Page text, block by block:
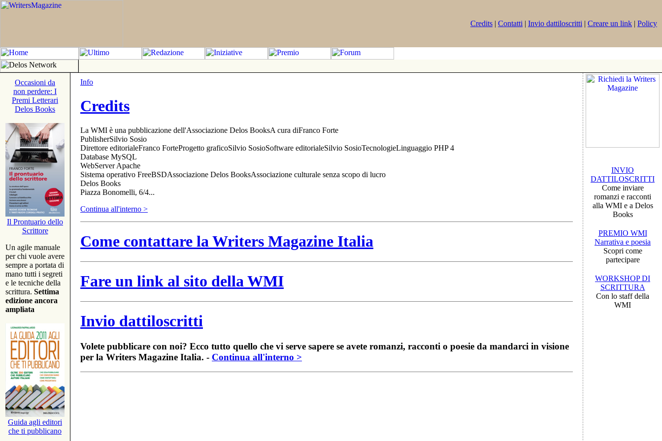
Credits | Contatti | Invio dattiloscritti | Creare un link | Policy
Occasioni da
non perdere: I
Premi Letterari
Delos Books
Il Prontuario dello
Scrittore
Un agile manuale
per chi vuole avere
sempre a portata di
mano tutti i segreti
e le tecniche della
scrittura. Settima
edizione ancora
ampliata
Guida agli editori
che ti pubblicano
Info
Credits
La WMI è una pubblicazione dell'Associazione Delos BooksA cura diFranco Forte
PublisherSilvio Sosio
Direttore editorialeFranco ForteProgetto graficoSilvio SosioSoftware editorialeSilvio SosioTecnologieLinguaggio PHP 4
Database MySQL
WebServer Apache
Sistema operativo FreeBSDAssociazione Delos BooksAssociazione culturale senza scopo di lucro
Delos Books
Piazza Bonomelli, 6/4...
Continua all'interno >
Come contattare la Writers Magazine Italia
Fare un link al sito della WMI
Invio dattiloscritti
Volete pubblicare con noi? Ecco tutto quello che vi serve sapere se avete romanzi, racconti o poesie da mandarci in visione
per la Writers Magazine Italia. - Continua all'interno >
INVIO
DATTILOSCRITTI
Come inviare
romanzi e racconti
alla WMI e a Delos
Books
PREMIO WMI
Narrativa e poesia
Scopri come
partecipare
WORKSHOP DI
SCRITTURA
Con lo staff della
WMI